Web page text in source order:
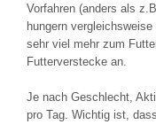
Vorfahren (anders als
hungern
sehr viel mehr zum
Futterverstecke an.
Je nach Geschlecht,
pro Tag. Wichtig ist,